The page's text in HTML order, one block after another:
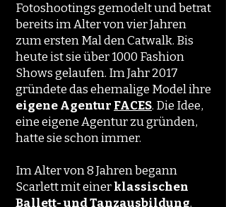
Fotoshootings gemodelt und betrat
bereits im Alter von vier Jahren
zum ersten Mal den Catwalk. Bis
heute ist sie über 1000 Fashion
Shows gelaufen. Im Jahr 2017
gründete das ehemalige Model ihre
eigene Agentur FACES. Die Idee,
eine eigene Agentur zu gründen,
hatte sie schon immer.
Im Alter von 8 Jahren begann
Scarlett mit einerklassischen
Ballett- und Tanzausbildung.